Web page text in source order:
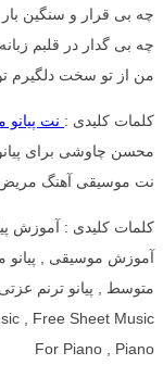
چه بی قرار و سنگین
چه بی گدار در قلبم
من از تو سخت دلگیرم
کلمات کلیدی : نت
محسن چاوشی برای
نت موسیقی آهنگ
کلمات کلیدی : آموزش
آموزش موسیقی ,
, Free Sheet Music
For Piano , Piano